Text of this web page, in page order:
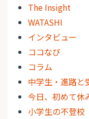
The Insight
WATASHI
インタビュー
ココなび
コラム
中学生・進路と
今日、初めて休
小学生の不登校